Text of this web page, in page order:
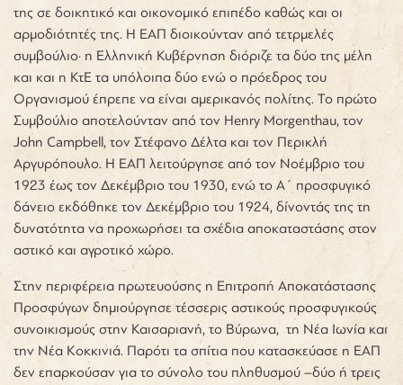
της σε δοικητικό και οικονομικό επιπέδο καθώς και οι
αρμοδιότητές της. Η ΕΑΠ διοικούνταν από τετρμελές
συμβούλιο· η Ελληνική Κυβέρνηση διόριζε τα δύο της μέλη
και και η ΚτΕ τα υπόλοιπα δύο ενώ ο πρόεδρος του
Οργανισμού έπρεπε να είναι αμερικανός πολίτης. Το πρώτο
Συμβούλιο αποτελούνταν από τον Henry Morgenthau, τον
John Campbell, τον Στέφανο Δέλτα και τον Περικλή
Αργυρόπουλο. Η ΕΑΠ λειτούργησε από τον Νοέμβριο του
1923 έως τον Δεκέμβριο του 1930, ενώ το Α΄ προσφυγικό
δάνειο εκδόθηκε τον Δεκέμβριο του 1924, δίνοντάς της τη
δυνατότητα να προχωρήσει τα σχέδια αποκαταστάσης στον
αστικό και αγροτικό χώρο.
Στην περιφέρεια πρωτευούσης η Επιτροπή Αποκατάστασης
Προσφύγων δημιούργησε τέσσερις αστικούς προσφυγικούς
συνοικισμούς στην Καισαριανή, το Βύρωνα, τη Νέα Ιωνία και
την Νέα Κοκκινιά. Παρότι τα σπίτια που κατασκεύασε η ΕΑΠ
δεν επαρκούσαν για το σύνολο του πληθυσμού –δύο ή τρεις